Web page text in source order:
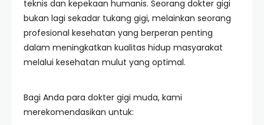
teknis dan kepekaan humanis. Seorang dokter gigi
bukan lagi sekadar tukang gigi, melainkan seorang
profesional kesehatan yang berperan penting
dalam meningkatkan kualitas hidup masyarakat
melalui kesehatan mulut yang optimal.
Bagi Anda para dokter gigi muda, kami
merekomendasikan untuk: